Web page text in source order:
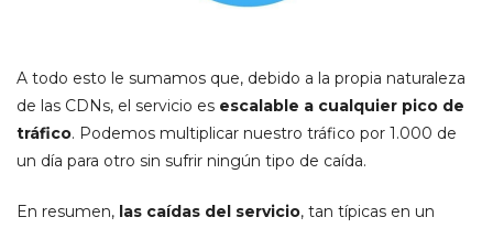
A todo esto le sumamos que, debido a la propia naturaleza
de las CDNs, el servicio es escalable a cualquier pico de
tráfico. Podemos multiplicar nuestro tráfico por 1.000 de
un día para otro sin sufrir ningún tipo de caída.
En resumen, las caídas del servicio, tan típicas en un